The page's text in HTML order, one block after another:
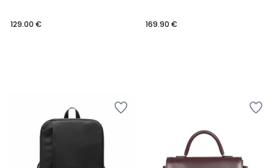
129.00 € 169.90 €